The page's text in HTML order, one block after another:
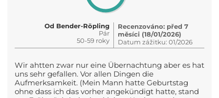
Od Bender-Röpling
Pár
50-59 roky
Recenzováno: před 7
měsíci (18/01/2026)
Datum zážitku: 01/2026
Wir ahtten zwar nur eine Übernachtung aber es hat
uns sehr gefallen. Vor allen Dingen die
Aufmerksamkeit. (Mein Mann hatte Geburtstag
ohne dass ich das vorher angekündigt hatte, stand